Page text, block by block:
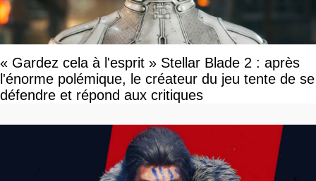
« Gardez cela à l'esprit » Stellar Blade 2 : après
l'énorme polémique, le créateur du jeu tente de se
défendre et répond aux critiques